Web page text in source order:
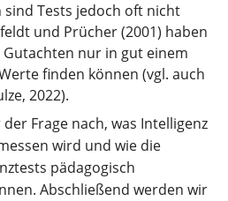
Tests jedoch oft nicht
und Prücher (2001) haben
Gutachten nur in gut einem
finden können (vgl. auch
2022).
Frage nach, was Intelligenz
wird und wie die
pädagogisch
Abschließend werden wir